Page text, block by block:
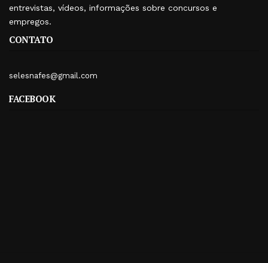
entrevistas, vídeos, informações sobre concursos e
empregos.
CONTATO
selesnafes@gmail.com
FACEBOOK